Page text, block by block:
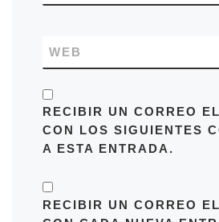
WEB
RECIBIR UN CORREO
CON LOS SIGUIENTES
A ESTA ENTRADA.
RECIBIR UN CORREO